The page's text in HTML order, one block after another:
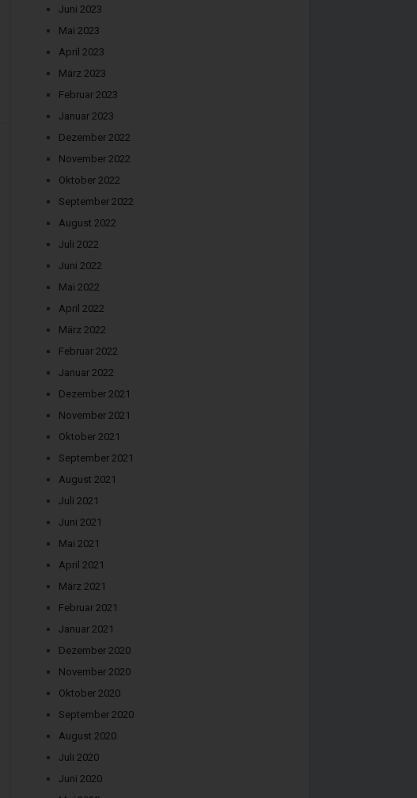
Juni 2023
Mai 2023
April 2023
März 2023
Februar 2023
Januar 2023
Dezember 2022
November 2022
Oktober 2022
September 2022
August 2022
Juli 2022
Juni 2022
Mai 2022
April 2022
März 2022
Februar 2022
Januar 2022
Dezember 2021
November 2021
Oktober 2021
September 2021
August 2021
Juli 2021
Juni 2021
Mai 2021
April 2021
März 2021
Februar 2021
Januar 2021
Dezember 2020
November 2020
Oktober 2020
September 2020
August 2020
Juli 2020
Juni 2020